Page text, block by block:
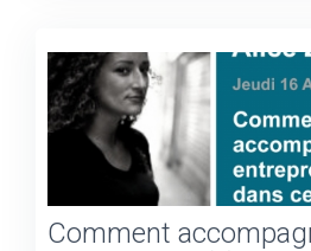
Comment